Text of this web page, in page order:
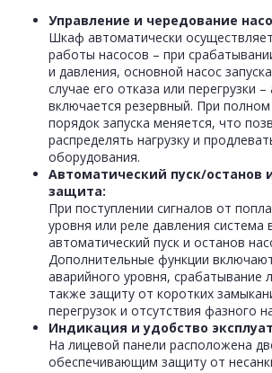
Управление и чередование
Шкаф автоматически
работы насосов – при
и давления, основной насос
случае его отказа или перегрузки
включается резервный. При
порядок запуска меняется, что
распределять нагрузку и
оборудования.
Автоматический пуск/останов
защита:
При поступлении сигналов от
уровня или реле давления система
автоматический пуск и останов
Дополнительные функции
аварийного уровня, срабатывание
также защиту от коротких
перегрузок и отсутствия фазного
Индикация и удобство
На лицевой панели расположена
обеспечивающим защиту от